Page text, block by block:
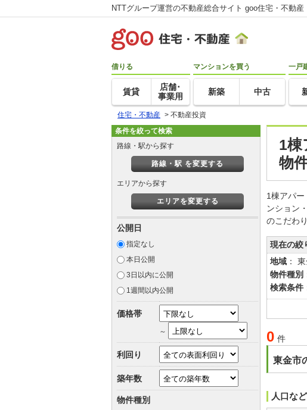
NTTグループ運営の不動産総合サイト goo住宅・不動産
借りる
賃貸
店舗･
事業用
マンションを買う
新築 中古
一戸
住宅・不動産 > 不動産投資
1棟
物
1棟アパ
ンション
のこだわ
現在の絞
地域 ：
物件種別
検索条件
0 件
東金市
人口な
条件を絞って検索
路線・駅から探す
路線・駅 を変更する
エリアから探す
エリアを変更する
公開日
指定なし
本日公開
3日以内に公開
1週間以内公開
価格帯
～
利回り
築年数
物件種別